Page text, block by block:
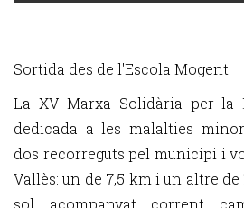
Sortida des de l'Escola Mogent.
La XV Marxa Solidària per la
dedicada a les malalties
dos recorreguts pel municipi i
Vallès: un de 7,5 km i un altre de
sol, acompanyat, corrent,